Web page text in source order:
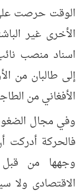
الوقت حرصت
الأخرى غير
اسناد منصب
إلى طالبان من
الأفغاني من
وفي مجال
فالحركة أدركت
وجهها من
الاقتصادي ولا